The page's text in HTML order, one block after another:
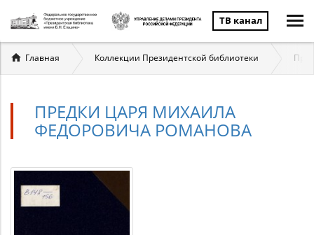
ТВ канал
Вы
здесь
Главная Коллекции Президентской библиотеки
ПРЕДКИ ЦАРЯ МИХАИЛА
ФЕДОРОВИЧА РОМАНОВА